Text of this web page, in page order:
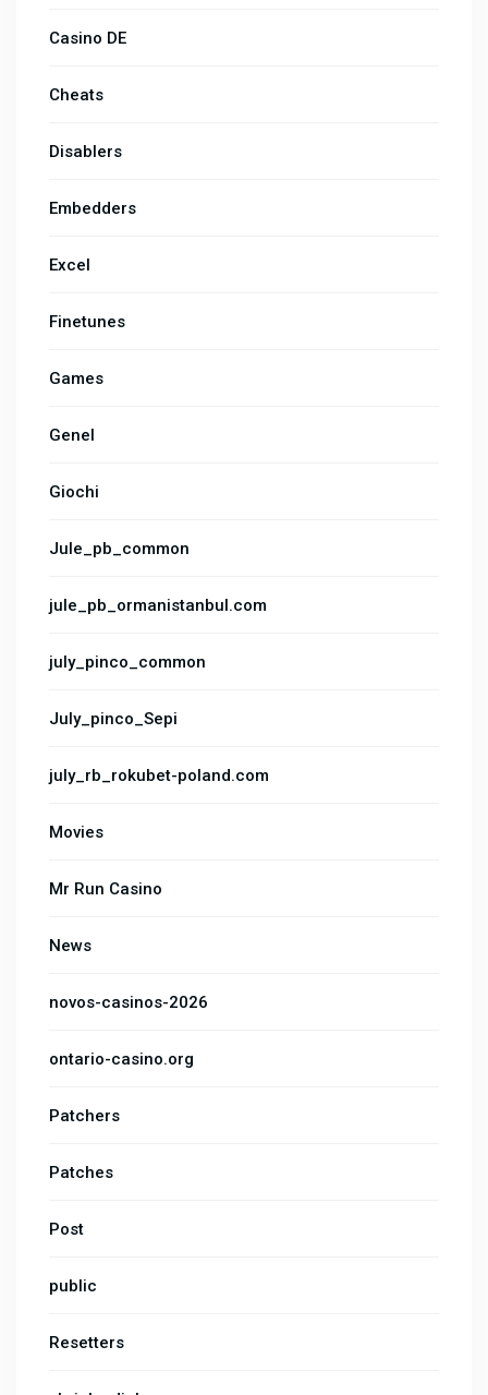
Casino DE
Cheats
Disablers
Embedders
Excel
Finetunes
Games
Genel
Giochi
Jule_pb_common
jule_pb_ormanistanbul.com
july_pinco_common
July_pinco_Sepi
july_rb_rokubet-poland.com
Movies
Mr Run Casino
News
novos-casinos-2026
ontario-casino.org
Patchers
Patches
Post
public
Resetters